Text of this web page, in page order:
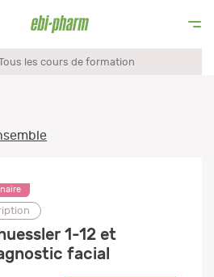
les cours de formation
1-12 et
facial